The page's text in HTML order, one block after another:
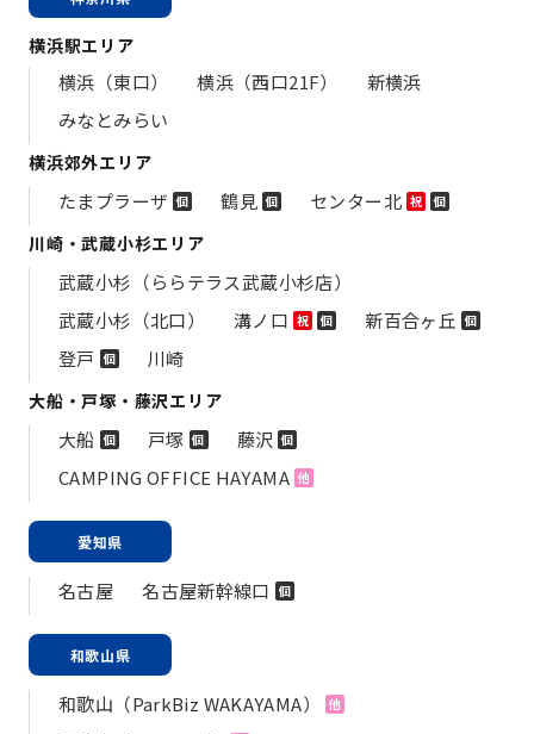
横浜駅エリア
横浜（東口） 横浜（西口21F）
新横浜
みなとみらい
横浜郊外エリア
たまプラーザ 個 鶴見 個 センター北 祝 個
川崎・武蔵小杉エリア
武蔵小杉（ららテラス武蔵小杉店）
武蔵小杉（北口）
溝ノ口 祝 個 新百合ヶ丘 個
登戸 個 川崎
大船・戸塚・藤沢エリア
大船 個 戸塚 個 藤沢 個
CAMPING OFFICE HAYAMA 他
愛知県
名古屋 名古屋新幹線口 個
和歌山県
和歌山（ParkBiz WAKAYAMA） 他